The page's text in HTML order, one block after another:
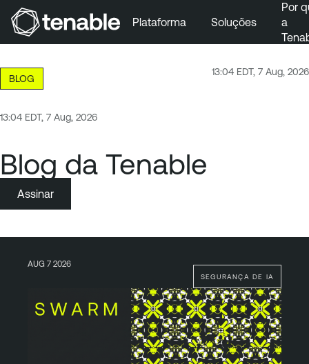
Ir para o conteúdo principal
Ir para o fim
Plataforma Soluções
Por
a
13:04 EDT, 7 Aug, 2026
BLOG
13:04 EDT, 7 Aug, 2026
Blog da Tenable
Assinar
SEGURANÇA DE IA
AUG 7 2026